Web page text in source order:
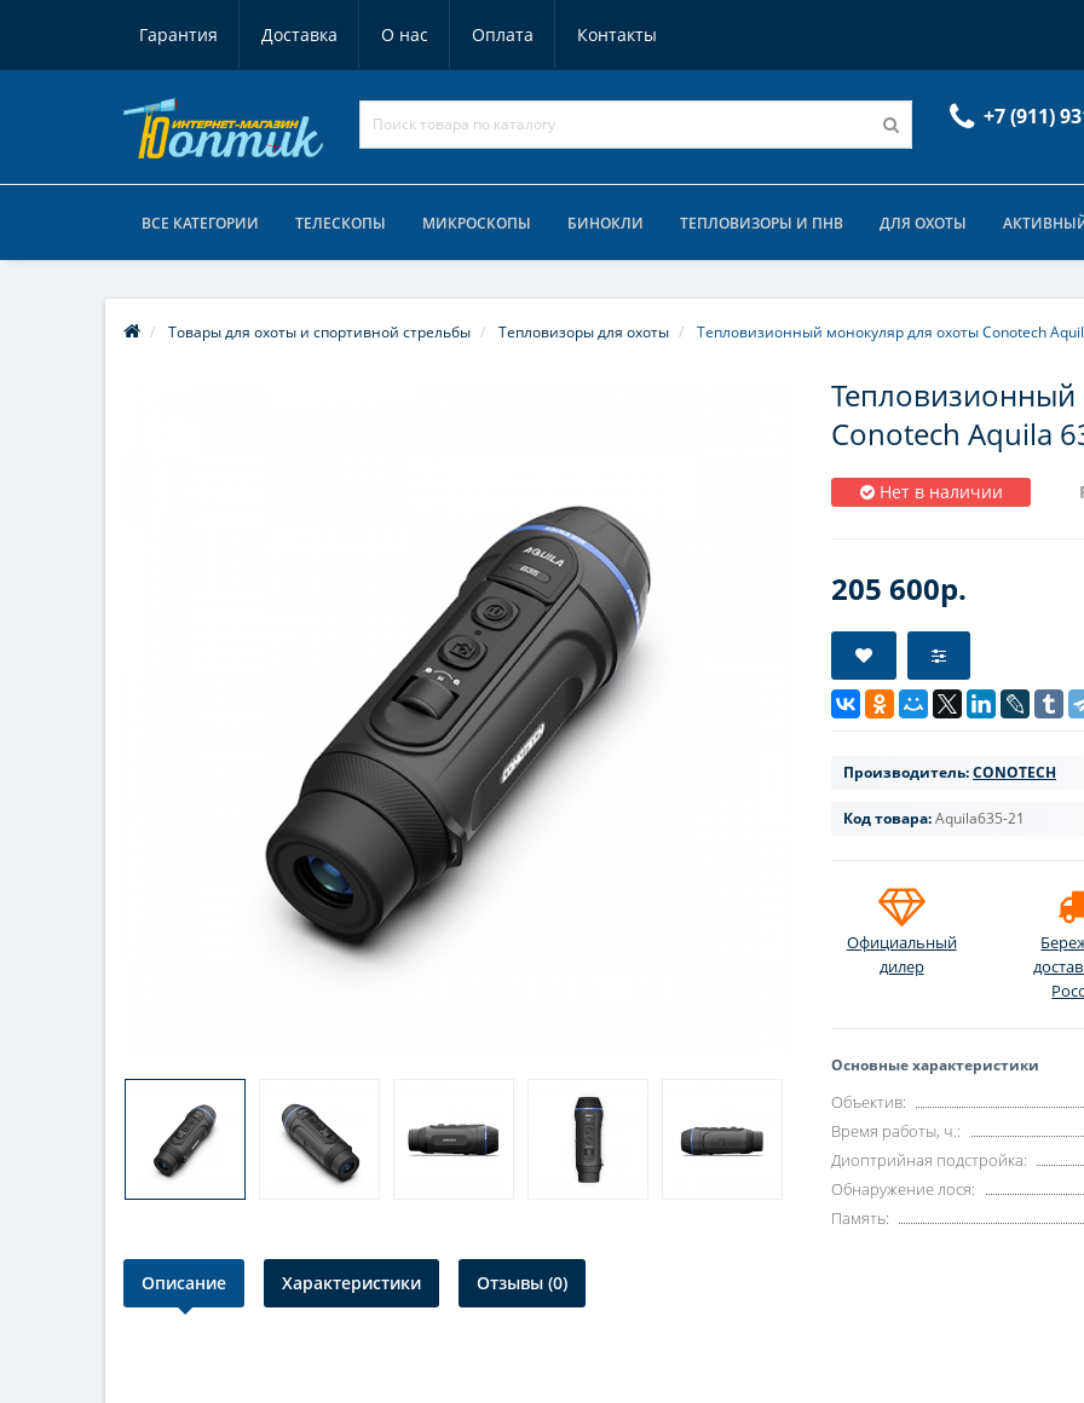
Гарантия Доставка О нас Оплата Контакты
+7 (911)
ВСЕ КАТЕГОРИИ ТЕЛЕСКОПЫ МИКРОСКОПЫ БИНОКЛИ ТЕПЛОВИЗОРЫ И ПНВ ДЛЯ ОХОТЫ
Товары для охоты и спортивной стрельбы Тепловизоры для охоты Тепловизионный монокуляр для охоты Conotech
Conotech Aquila
Нет в наличии
205 600р.
Производитель:CONOTECH
Код товара:Aquila635-21
Официальный
дилер
Основные характеристики
Объектив:
Время работы, ч.:
Диоптрийная подстройка:
Обнаружение лося:
Память:
Описание Характеристики Отзывы (0)